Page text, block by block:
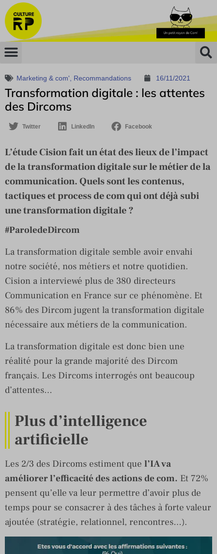
Marketing & com' Recommandations 16/11/2021
Transformation digitale : les attentes
des Dircoms
Twitter LinkedIn Facebook
L’étude Cision fait un état des lieux de l’impact
de la transformation digitale sur le métier de la
communication. Quels sont les contenus,
tactiques et process de com qui ont déjà subi
une transformation digitale ?
#ParoledeDircom
La transformation digitale semble avoir envahi
notre société, nos métiers et notre quotidien.
Cision a interviewé plus de 380 directeurs
Communication en France sur ce phénomène. Et
86% des Dircom jugent la transformation digitale
nécessaire aux métiers de la communication.
La transformation digitale est donc bien une
réalité pour la grande majorité des Dircom
français. Les Dircoms interrogés ont beaucoup
d’attentes…
Plus d’intelligence
artificielle
Les 2/3 des Dircoms estiment que l’IA va
améliorer l’efficacité des actions de com. Et 72%
pensent qu’elle va leur permettre d’avoir plus de
temps pour se consacrer à des tâches à forte valeur
ajoutée (stratégie, relationnel, rencontres…).